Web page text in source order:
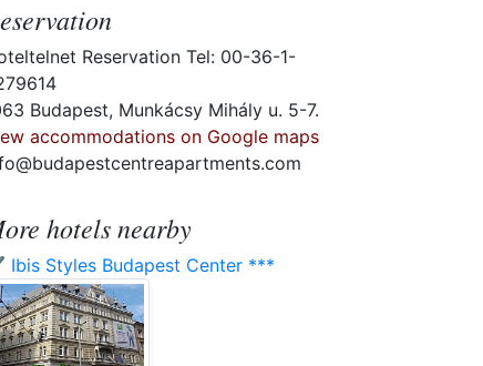
Reservation Tel: 00-36-1-
Budapest, Munkácsy Mihály u. 5-7.
accommodations on Google maps
hotels nearby
Styles Budapest Center ***